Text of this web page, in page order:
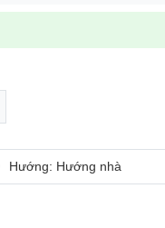
Hướng: Hướng nhà